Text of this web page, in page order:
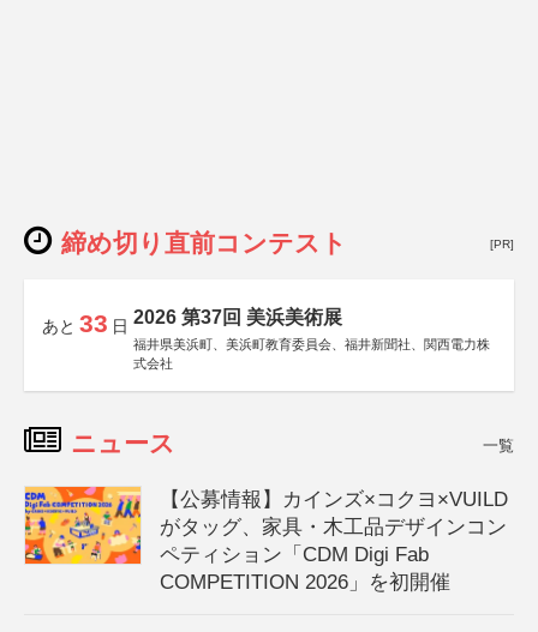
締め切り直前コンテスト [PR]
あと 33 日 2026 第37回 美浜美術展
福井県美浜町、美浜町教育委員会、福井新聞社、関西電力株
式会社
ニュース 一覧
【公募情報】カインズ×コクヨ×VUILD
がタッグ、家具・木工品デザインコン
ペティション「CDM Digi Fab
COMPETITION 2026」を初開催